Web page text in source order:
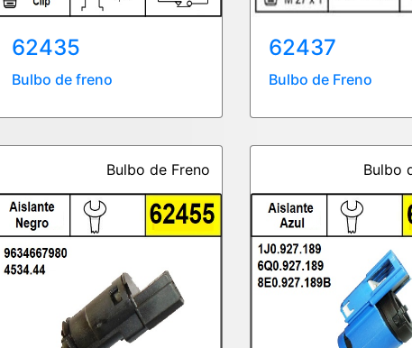
62435
Bulbo de freno
62437
Bulbo de Freno
Bulbo de Freno Bulbo